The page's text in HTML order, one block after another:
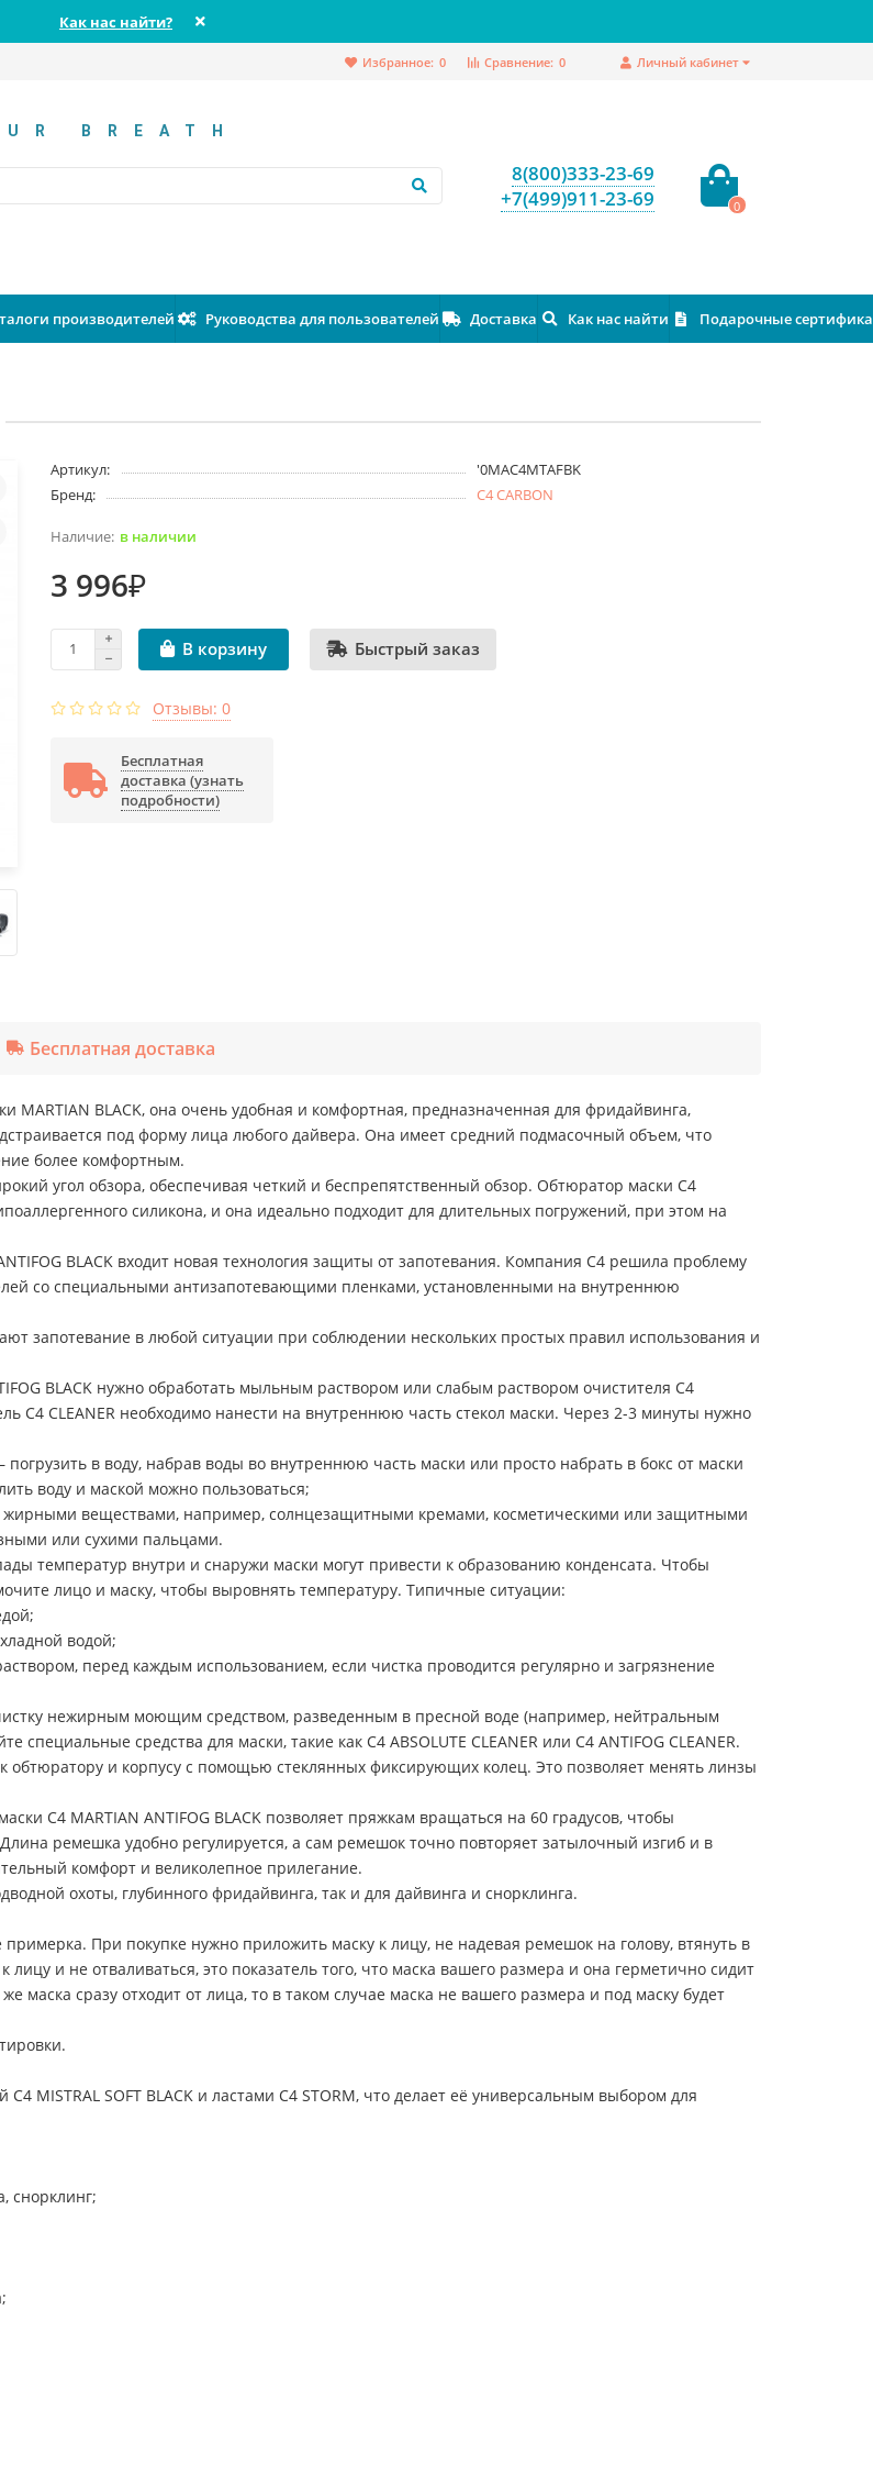
Как нас найти?
Личный кабинет
Сравнение: 0
Избранное: 0
BREATH
8(800)333-23-69
+7(499)911-23-69
0
производителей Руководства для пользователей Доставка Как нас найти Подарочные
Артикул:
'0MAC4MTAFBK
Бренд:
C4 CARBON
в наличии
3 996₽
В корзину Быстрый заказ
Отзывы: 0
Бесплатная
доставка (узнать
подробности)
Бесплатная доставка
MARTIAN BLACK, она очень удобная и комфортная, предназначенная для фридайвинга,
под форму лица любого дайвера. Она имеет средний подмасочный объем, что
более комфортным.
угол обзора, обеспечивая четкий и беспрепятственный обзор. Обтюратор маски C4
силикона, и она идеально подходит для длительных погружений, при этом на
BLACK входит новая технология защиты от запотевания. Компания C4 решила проблему
со специальными антизапотевающими пленками, установленными на внутреннюю
запотевание в любой ситуации при соблюдении нескольких простых правил использования и
BLACK нужно обработать мыльным раствором или слабым раствором очистителя C4
C4 CLEANER необходимо нанести на внутреннюю часть стекол маски. Через 2-3 минуты нужно
в воду, набрав воды во внутреннюю часть маски или просто набрать в бокс от маски
воду и маской можно пользоваться;
жирными веществами, например, солнцезащитными кремами, косметическими или защитными
или сухими пальцами.
температур внутри и снаружи маски могут привести к образованию конденсата. Чтобы
лицо и маску, чтобы выровнять температуру. Типичные ситуации:
водой;
перед каждым использованием, если чистка проводится регулярно и загрязнение
нежирным моющим средством, разведенным в пресной воде (например, нейтральным
средства для маски, такие как C4 ABSOLUTE CLEANER или C4 ANTIFOG CLEANER.
обтюратору и корпусу с помощью стеклянных фиксирующих колец. Это позволяет менять линзы
C4 MARTIAN ANTIFOG BLACK позволяет пряжкам вращаться на 60 градусов, чтобы
ремешка удобно регулируется, а сам ремешок точно повторяет затылочный изгиб и в
комфорт и великолепное прилегание.
охоты, глубинного фридайвинга, так и для дайвинга и снорклинга.
При покупке нужно приложить маску к лицу, не надевая ремешок на голову, втянуть в
и не отваливаться, это показатель того, что маска вашего размера и она герметично сидит
маска сразу отходит от лица, то в таком случае маска не вашего размера и под маску будет
C4 MISTRAL SOFT BLACK и ластами C4 STORM, что делает её универсальным выбором для
снорклинг;